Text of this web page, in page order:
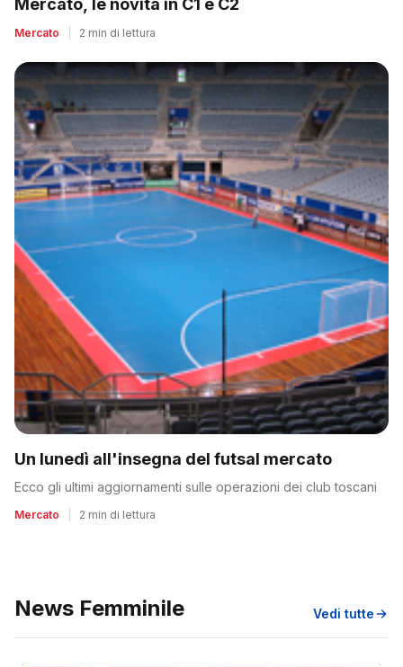
Mercato, le novità in C1 e C2
Mercato 2 min di lettura
Un lunedì all'insegna del futsal mercato
Ecco gli ultimi aggiornamenti sulle operazioni dei club toscani
Mercato 2 min di lettura
News Femminile Vedi tutte